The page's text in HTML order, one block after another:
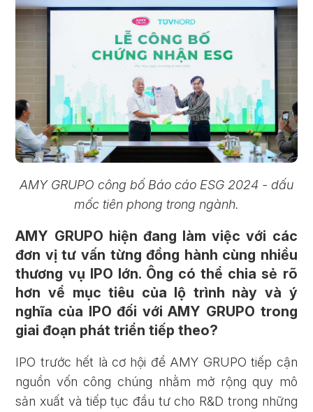
AMY GRUPO công bố Báo cáo ESG 2024 - dấu
mốc tiên phong trong ngành.
AMY GRUPO hiện đang làm việc với các
đơn vị tư vấn từng đồng hành cùng nhiều
thương vụ IPO lớn. Ông có thể chia sẻ rõ
hơn về mục tiêu của lộ trình này và ý
nghĩa của IPO đối với AMY GRUPO trong
giai đoạn phát triển tiếp theo?
IPO trước hết là cơ hội để AMY GRUPO tiếp cận
nguồn vốn công chúng nhằm mở rộng quy mô
sản xuất và tiếp tục đầu tư cho R&D trong những